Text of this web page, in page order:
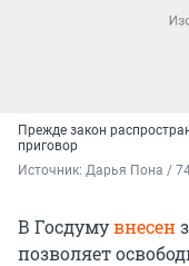
Прежде закон
приговор
Источник: Дарья Пона /
В Госдумувнесен
позволяет